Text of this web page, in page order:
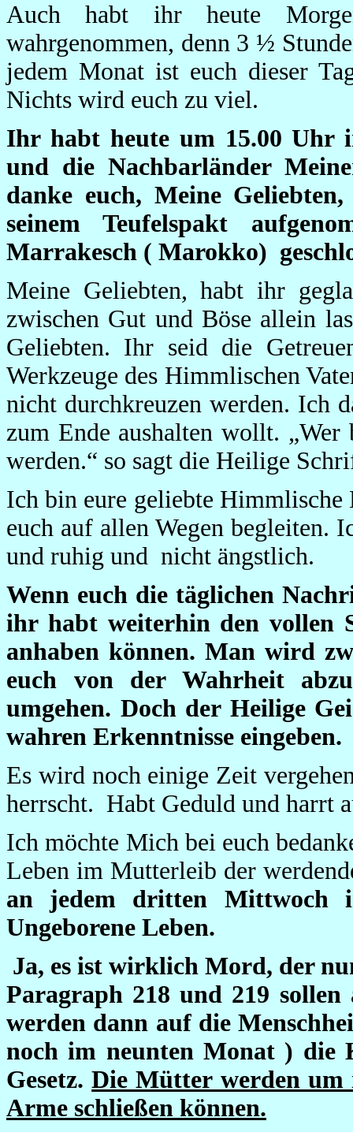
Auch habt ihr heute
wahrgenommen, denn 3 ½
jedem Monat ist euch dieser
Nichts wird euch zu viel.
Ihr habt heute um 15.00 Uhr
und die Nachbarländer
danke euch, Meine
seinem Teufelspakt
Marrakesch ( Marokko)
Meine Geliebten, habt ihr
zwischen Gut und Böse allein
Geliebten. Ihr seid die
Werkzeuge des Himmlischen
nicht durchkreuzen werden. Ich
zum Ende aushalten wollt.
werden.“ so sagt die Heilige
Ich bin eure geliebte
euch auf allen Wegen begleiten.
und ruhig und nicht ängstlich.
Wenn euch die täglichen
ihr habt weiterhin den vollen
anhaben können. Man wird
euch von der Wahrheit
umgehen. Doch der Heilige
wahren Erkenntnisse eingeben.
Es wird noch einige Zeit
herrscht. Habt Geduld und harrt
Ich möchte Mich bei euch
Leben im Mutterleib der
an jedem dritten Mittwoch
Ungeborene Leben.
Ja, es ist wirklich Mord, der
Paragraph 218 und 219 sollen
werden dann auf die
noch im neunten Monat )
Gesetz.Die Mütter werden
Arme schließen können.